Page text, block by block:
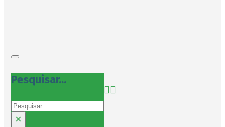
Pesquisar...
Pesquisar
×